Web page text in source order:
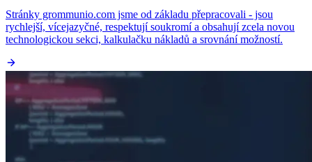
Stránky grommunio.com jsme od základu přepracovali - jsou
rychlejší, vícejazyčné, respektují soukromí a obsahují zcela novou
technologickou sekci, kalkulačku nákladů a srovnání možností.